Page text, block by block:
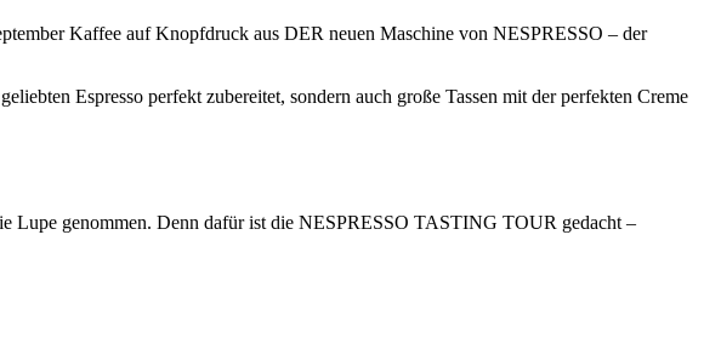
Kaffee auf Knopfdruck aus DER neuen Maschine von NESPRESSO – der
Espresso perfekt zubereitet, sondern auch große Tassen mit der perfekten Creme
Lupe genommen. Denn dafür ist die NESPRESSO TASTING TOUR gedacht –